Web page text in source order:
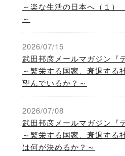
～楽な生活の日本へ（１
～
2026/07/15
武田邦彦メールマガジン『
～繁栄する国家、衰退す
望んでいるか？～
2026/07/08
武田邦彦メールマガジン『
～繁栄する国家、衰退す
は何が決めるか？～